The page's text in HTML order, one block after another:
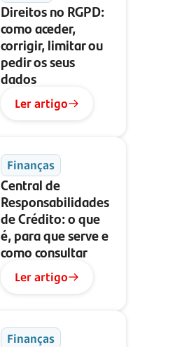
Direitos no RGPD:
como aceder,
corrigir, limitar ou
pedir os seus
dados
Ler artigo
Finanças
Central de
Responsabilidades
de Crédito: o que
é, para que serve e
como consultar
Ler artigo
Finanças